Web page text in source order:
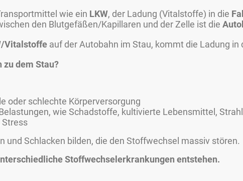
wie ein LKW, der Ladung (Vitalstoffe) in die
den Blutgefäßen/Kapillaren und der Zelle ist die
Vitalstoffe auf der Autobahn im Stau, kommt die Ladung in
zu dem Stau?
oder schlechte Körperversorgung
wie Schadstoffe, kultivierte Lebensmittel,
Stress
und Schlacken bilden, die den Stoffwechsel massiv stören.
Stoffwechselerkrankungen entstehen.